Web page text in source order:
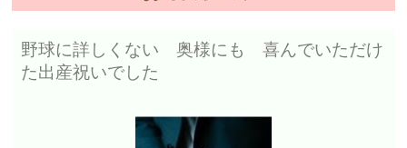
野球に詳しくない 奥様にも 喜んでいただけ
た出産祝いでした